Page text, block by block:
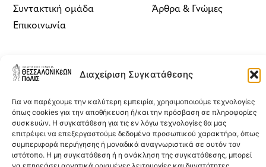
Διαχείριση Συγκατάθεσης
Για να παρέχουμε την καλύτερη εμπειρία, χρησιμοποιούμε τεχνολογίες
όπως cookies για την αποθήκευση ή/και την πρόσβαση σε πληροφορίες
συσκευών. Η συγκατάθεση για τις εν λόγω τεχνολογίες θα μας
επιτρέψει να επεξεργαστούμε δεδομένα προσωπικού χαρακτήρα, όπως
συμπεριφορά περιήγησης ή μοναδικά αναγνωριστικά σε αυτόν τον
ιστότοπο. Η μη συγκατάθεση ή η ανάκληση της συγκατάθεσης, μπορεί
Συντακτική ομάδα
Επικοινωνία
Άρθρα & Γνώμες
Εγγραφείτε στο newsletter τουΘεσσαλονικέων Πόλις
δωρεάν για να
συνεντεύξεις και επιλογές από την έντυπη και διαδικτυακή έκδοση
του περιοδικού.